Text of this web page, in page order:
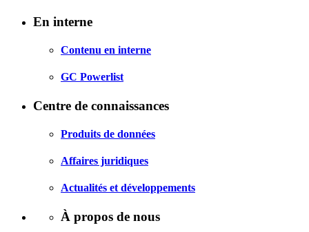
En interne
Contenu en interne
GC Powerlist
Centre de connaissances
Produits de données
Affaires juridiques
Actualités et développements
À propos de nous